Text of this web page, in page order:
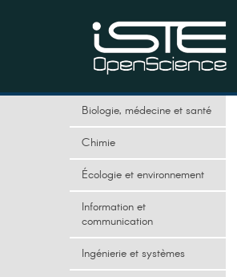
Biologie, médecine et santé
Chimie
Écologie et environnement
Information et
communication
Ingénierie et systèmes